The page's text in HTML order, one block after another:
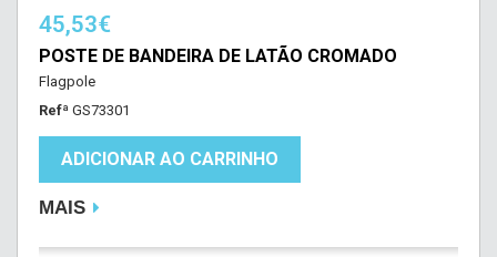
45,53€
POSTE DE BANDEIRA DE LATÃO CROMADO
Flagpole
Refª GS73301
ADICIONAR AO CARRINHO
MAIS